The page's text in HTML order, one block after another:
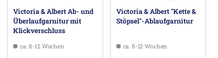
Victoria & Albert Ab- und
Überlaufgarnitur mit
Klickverschluss
ca. 8-12 Wochen
Victoria & Albert "Kette &
Stöpsel"-Ablaufgarnitur
ca. 8-12 Wochen